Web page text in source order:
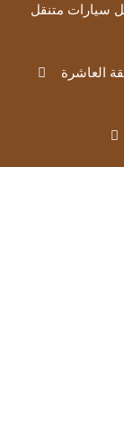
سيارات متنقل
العاشرة